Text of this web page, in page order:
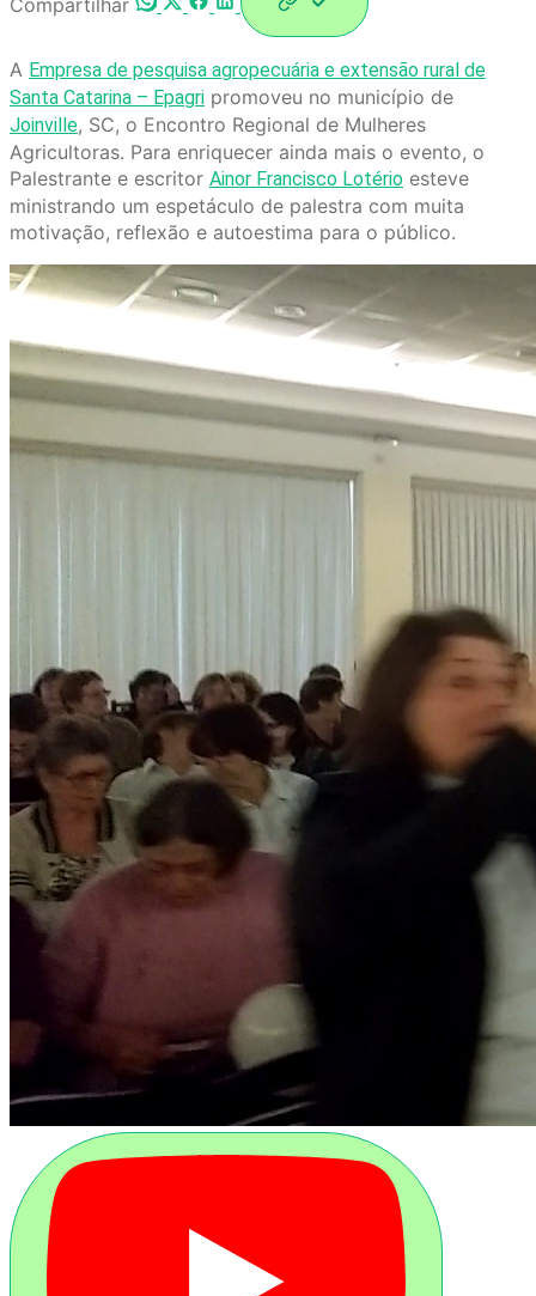
Compartilhar
A Empresa de pesquisa agropecuária e extensão rural de
Santa Catarina – Epagri promoveu no município de
Joinville, SC, o Encontro Regional de Mulheres
Agricultoras. Para enriquecer ainda mais o evento, o
Palestrante e escritor Ainor Francisco Lotério esteve
ministrando um espetáculo de palestra com muita
motivação, reflexão e autoestima para o público.